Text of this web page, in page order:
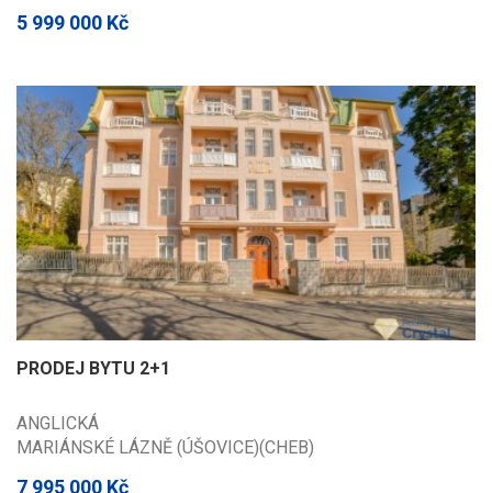
5 999 000 Kč
PRODEJ BYTU 2+1
ANGLICKÁ
MARIÁNSKÉ LÁZNĚ (ÚŠOVICE)(CHEB)
7 995 000 Kč